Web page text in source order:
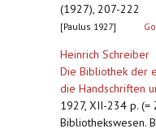
(1927), 207-222
[Paulus 1927]
Heinrich Schreiber
Die Bibliothek der
die Handschriften
1927, XII-234 p.
Bibliothekswesen.